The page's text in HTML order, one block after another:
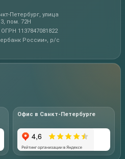
Петербург, улица
пом. 72Н
ОГРН 1137847081822
России», р/с
Офис в Санкт-Петербурге